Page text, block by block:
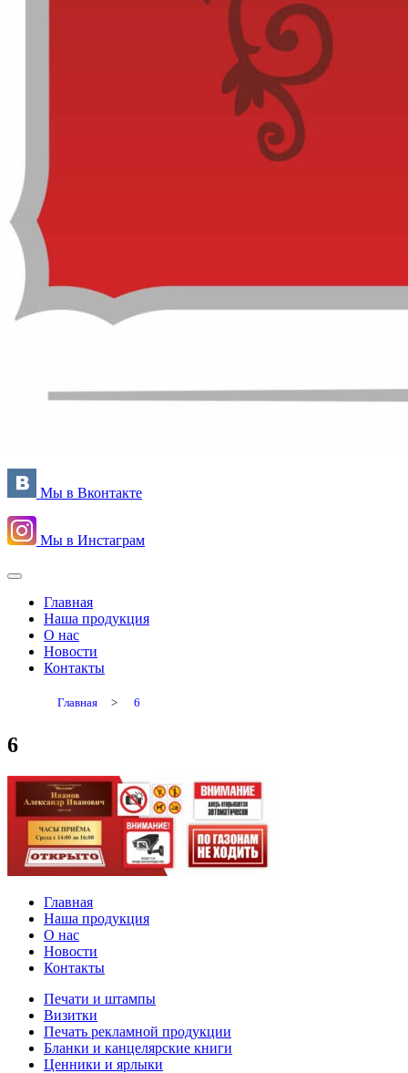
Мы в Вконтакте
Мы в Инстаграм
Главная
Наша продукция
О нас
Новости
Контакты
Главная > 6
6
Главная
Наша продукция
О нас
Новости
Контакты
Печати и штампы
Визитки
Печать рекламной продукции
Бланки и канцелярские книги
Ценники и ярлыки